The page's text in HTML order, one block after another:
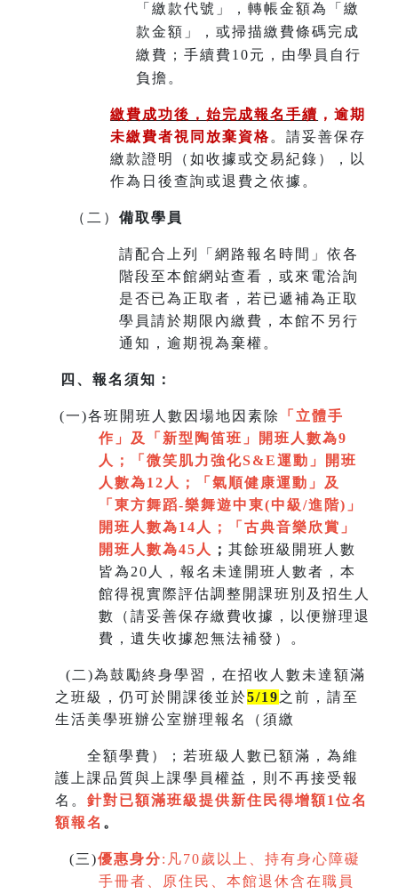
「繳款代號」，轉帳金額為「繳
款金額」，或掃描繳費條碼完成
繳費；手續費10元，由學員自行
負擔。
繳費成功後，始完成報名手續 ，逾期
未繳費者視同放棄資格。請妥善保存
繳款證明（如收據或交易紀錄），以
作為日後查詢或退費之依據。
（二） 備取學員
請配合上列「網路報名時間」依各
階段至本館網站查看，或來電洽詢
是否已為正取者，若已遞補為正取
學員請於期限內繳費，本館不另行
通知，逾期視為棄權。
四、報名須知：
(一)各班開班人數因場地因素除
「立體手
作」及「新型陶笛班」開班人數為9
人
；
「微笑肌力強化S&E運動」開班
人數為12人；「氣順健康運動」及
「 東方舞蹈-樂舞遊中東(中級/進階)」
開班人數為14人
； 「 古典音樂欣賞 」
開班人數為45人
； 其餘班級開班人數
皆為20人，報名未達開班人數者，本
館得視實際評估調整開課班別及招生人
數（請妥善保存繳費收據，以便辦理退
費，遺失收據恕無法補發）。
( 二)為鼓勵終身學習，在招收人數未達額滿
之班級，仍可於開課後並於5/19之前，請至
生活美學班辦公室辦理報名（須繳
全額學費）；若班級人數已額滿，為維
護上課品質與上課學員權益，則不再接受報
名。 針對已額滿班級提供新住民得增額1 位名
額報名 。
(三)優惠身分: 凡70歲以上、持有身心障礙
手冊者、原住民、本館退休含在職員